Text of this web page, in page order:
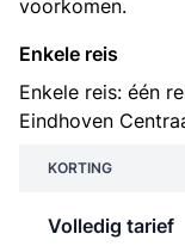
voorkomen.
Enkele reis
Enkele reis: één
Eindhoven
KORTING
Volledig tarief